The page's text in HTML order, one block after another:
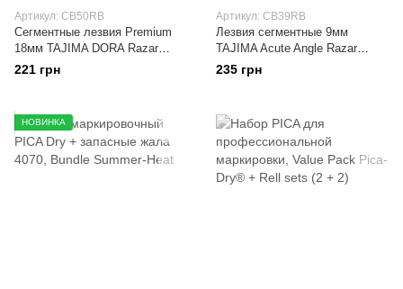
Артикул: CB50RB
Сегментные лезвия Premium
18мм TAJIMA DORA Razar
Black Blades, 10 шт.
221 грн
Артикул: CB39RB
Лезвия сегментные 9мм
TAJIMA Acute Angle Razar
Black Blades угол наклона 30°,
10 шт.
235 грн
НОВИНКА